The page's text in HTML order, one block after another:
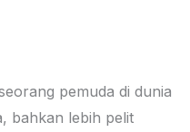
pemuda di dunia
bahkan lebih pelit